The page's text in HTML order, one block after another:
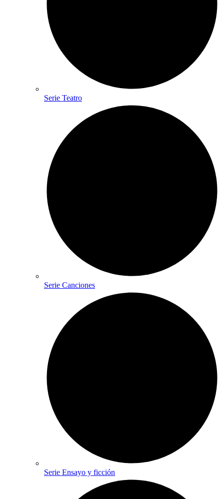
Serie Teatro
Serie Canciones
Serie Ensayo y ficción